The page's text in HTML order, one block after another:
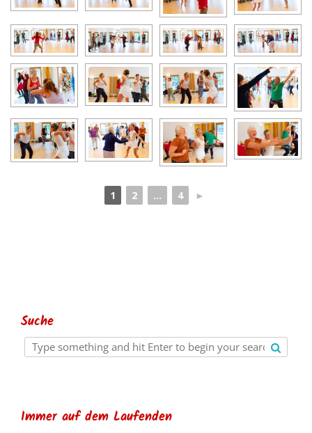
1 2 ... 4 ►
Suche
Immer auf dem Laufenden